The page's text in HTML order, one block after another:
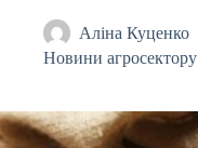
Аліна Куценко
Новини агросектору